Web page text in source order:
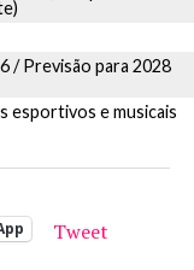
/ Previsão para 2028
esportivos e musicais
Tweet